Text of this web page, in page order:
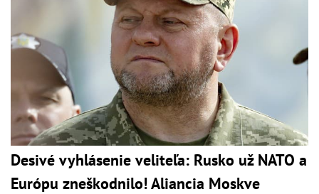
Desivé vyhlásenie veliteľa: Rusko už NATO a
Európu zneškodnilo! Aliancia Moskve